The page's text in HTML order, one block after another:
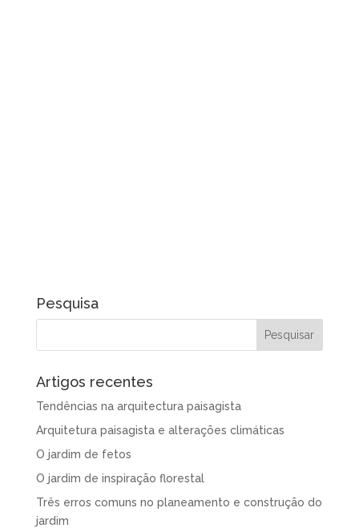
Pesquisa
Artigos recentes
Tendências na arquitectura paisagista
Arquitetura paisagista e alterações climáticas
O jardim de fetos
O jardim de inspiração florestal
Três erros comuns no planeamento e construção do
jardim